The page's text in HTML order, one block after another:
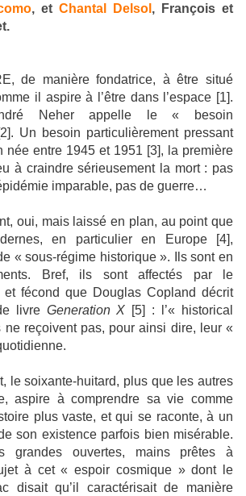
, et Chantal Delsol , François et
de manière fondatrice, à être situé
il aspire à l’être dans l’espace [1].
Neher appelle le « besoin
Un besoin particulièrement pressant
née entre 1945 et 1951 [3], la première
à craindre sérieusement la mort : pas
imparable, pas de guerre…
oui, mais laissé en plan, au point que
en particulier en Europe [4],
« sous-régime historique ». Ils sont en
Bref, ils sont affectés par le
et fécond que Douglas Copland décrit
livre Generation X [5] : l’« historical
ne reçoivent pas, pour ainsi dire, leur «
le soixante-huitard, plus que les autres
aspire à comprendre sa vie comme
plus vaste, et qui se raconte, à un
son existence parfois bien misérable.
grandes ouvertes, mains prêtes à
à cet « espoir cosmique » dont le
disait qu’il caractérisait de manière